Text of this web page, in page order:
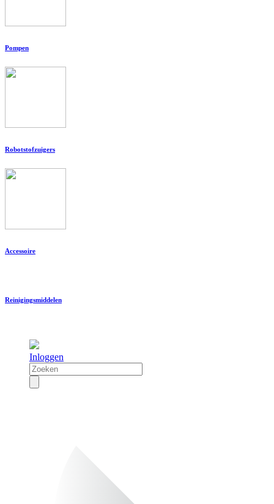
Pompen
Robotstofzuigers
Accessoire
Reinigingsmiddelen
Inloggen